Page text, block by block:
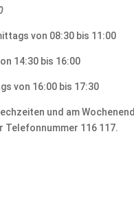
von 08:30 bis 11:00
14:30 bis 16:00
von 16:00 bis 17:30
und am
116 117.